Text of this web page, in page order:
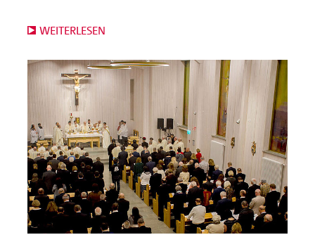
WEITERLESEN